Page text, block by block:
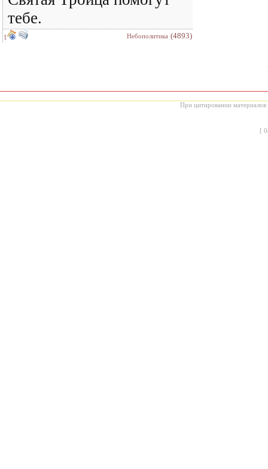
тебе.
1 Небополитика (4893)
При цитировании материалов
[